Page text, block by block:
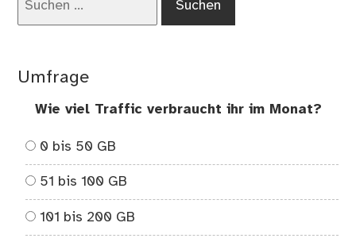
Umfrage
Wie viel Traffic verbraucht ihr im Monat?
0 bis 50 GB
51 bis 100 GB
101 bis 200 GB